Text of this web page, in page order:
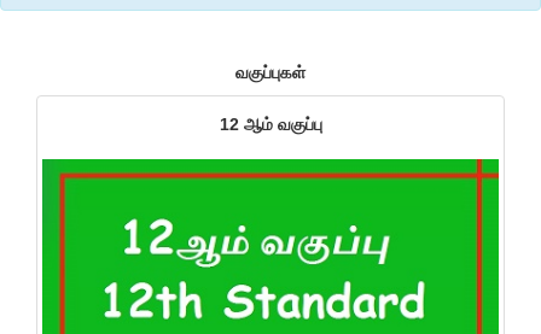
வகுப்புகள்
12 ஆம் வகுப்பு